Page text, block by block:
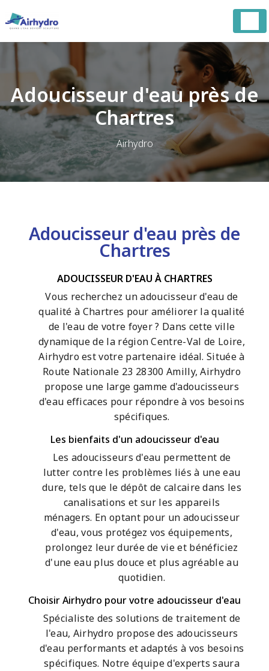
Adoucisseur d'eau près de
Chartres
Airhydro
Adoucisseur d'eau près de
Chartres
ADOUCISSEUR D'EAU À CHARTRES
Vous recherchez un adoucisseur d'eau de
qualité à Chartres pour améliorer la qualité
de l'eau de votre foyer ? Dans cette ville
dynamique de la région Centre-Val de Loire,
Airhydro est votre partenaire idéal. Située à
Route Nationale 23 28300 Amilly, Airhydro
propose une large gamme d'adoucisseurs
d'eau efficaces pour répondre à vos besoins
spécifiques.
Les bienfaits d'un adoucisseur d'eau
Les adoucisseurs d'eau permettent de
lutter contre les problèmes liés à une eau
dure, tels que le dépôt de calcaire dans les
canalisations et sur les appareils
ménagers. En optant pour un adoucisseur
d'eau, vous protégez vos équipements,
prolongez leur durée de vie et bénéficiez
d'une eau plus douce et plus agréable au
quotidien.
Choisir Airhydro pour votre adoucisseur d'eau
Spécialiste des solutions de traitement de
l'eau, Airhydro propose des adoucisseurs
d'eau performants et adaptés à vos besoins
spécifiques. Notre équipe d'experts saura